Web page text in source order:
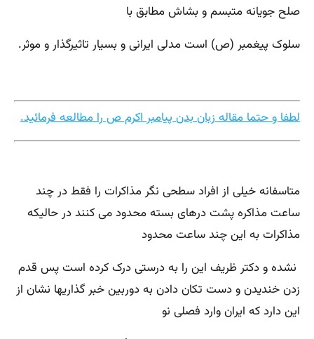
صلح جویانه متبسم و بشاش مطابق با
سلوک پیغمبر (ص) است مدلی ایرانی و بسیار تاثیرگذار و موثر.
لطفا و حتما مقاله زبان بدن پیامبر اکرم ص را مطالعه فرمائید.
متاسفانه خیلی از افراد سطحی نگر مذاکرات را فقط در چند
ساعت مذاکره پشت درهای بسته محدود می کنند در حالیکه
مذاکرات به این چند ساعت محدود
نشده و دکتر ظریف این را به درستی درک کرده است پس قدم
زدن خندیدن و دست تکان دادن به دوربین خبر گذاریها نشان از
این دارد که ایران وارد فصلی نو